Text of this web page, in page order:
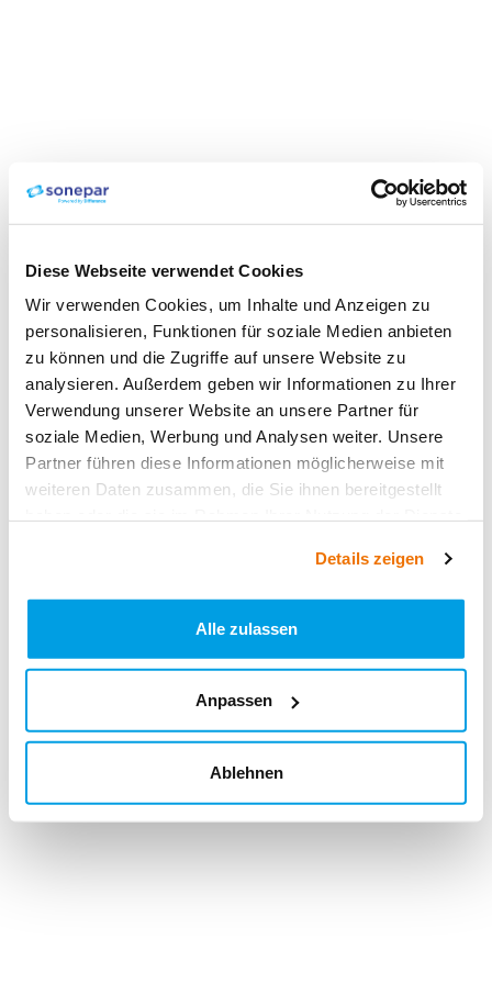
Diese Webseite verwendet Cookies
Wir verwenden Cookies, um Inhalte und Anzeigen zu
personalisieren, Funktionen für soziale Medien anbieten
zu können und die Zugriffe auf unsere Website zu
analysieren. Außerdem geben wir Informationen zu Ihrer
Verwendung unserer Website an unsere Partner für
soziale Medien, Werbung und Analysen weiter. Unsere
Partner führen diese Informationen möglicherweise mit
weiteren Daten zusammen, die Sie ihnen bereitgestellt
Details zeigen
Alle zulassen
Anpassen
Ablehnen